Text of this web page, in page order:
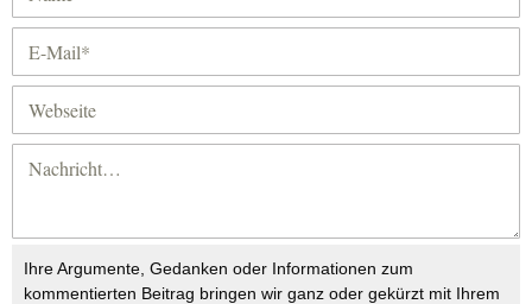
Ihre Argumente, Gedanken oder Informationen zum
kommentierten Beitrag bringen wir ganz oder gekürzt mit Ihrem